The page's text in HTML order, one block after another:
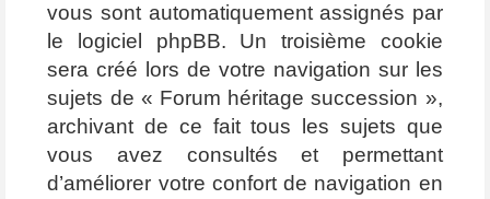
vous sont automatiquement assignés par
le logiciel phpBB. Un troisième cookie
sera créé lors de votre navigation sur les
sujets de « Forum héritage succession »,
archivant de ce fait tous les sujets que
vous avez consultés et permettant
d’améliorer votre confort de navigation en